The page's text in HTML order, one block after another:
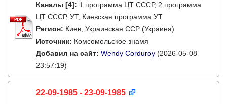
Каналы [4]: 1 программа ЦТ СССР, 2 программа
ЦТ СССР, УТ, Киевская программа УТ
Регион: Киев, Украинская ССР (Украина)
Источник: Комсомольское знамя
Добавил на сайт: Wendy Corduroy (2026-05-08
23:57:19)
22-09-1985 - 23-09-1985